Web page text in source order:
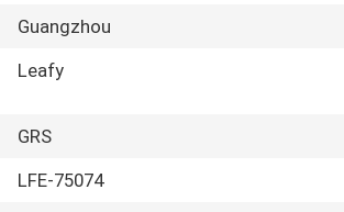
Guangzhou
Leafy
GRS
LFE-75074